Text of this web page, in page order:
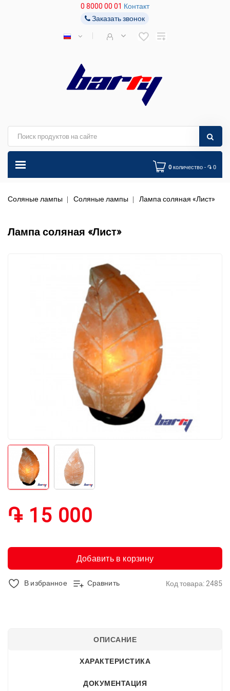
0 8000 00 01 Контакт
Заказать звонок
0 количество - ֏ 0
Соляные лампы Соляные лампы Лампа соляная «Лист»
Лампа соляная «Лист»
֏ 15 000
Добавить в корзину
В избранное Сравнить Код товара: 2485
ОПИСАНИЕ
ХАРАКТЕРИСТИКА
ДОКУМЕНТАЦИЯ